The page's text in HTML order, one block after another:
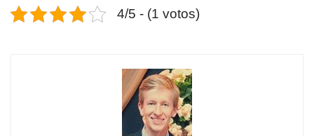
4/5 - (1 votos)